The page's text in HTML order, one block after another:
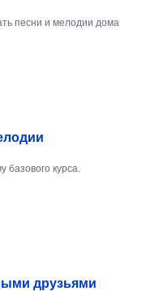
песни и мелодии дома
базового курса.
друзьями